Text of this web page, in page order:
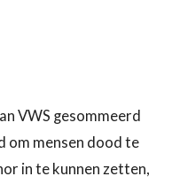
VWS gesommeerd
om mensen dood te
in te kunnen zetten,